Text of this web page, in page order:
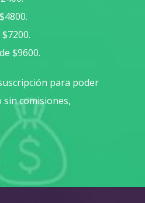
$9600.
para poder
comisiones,